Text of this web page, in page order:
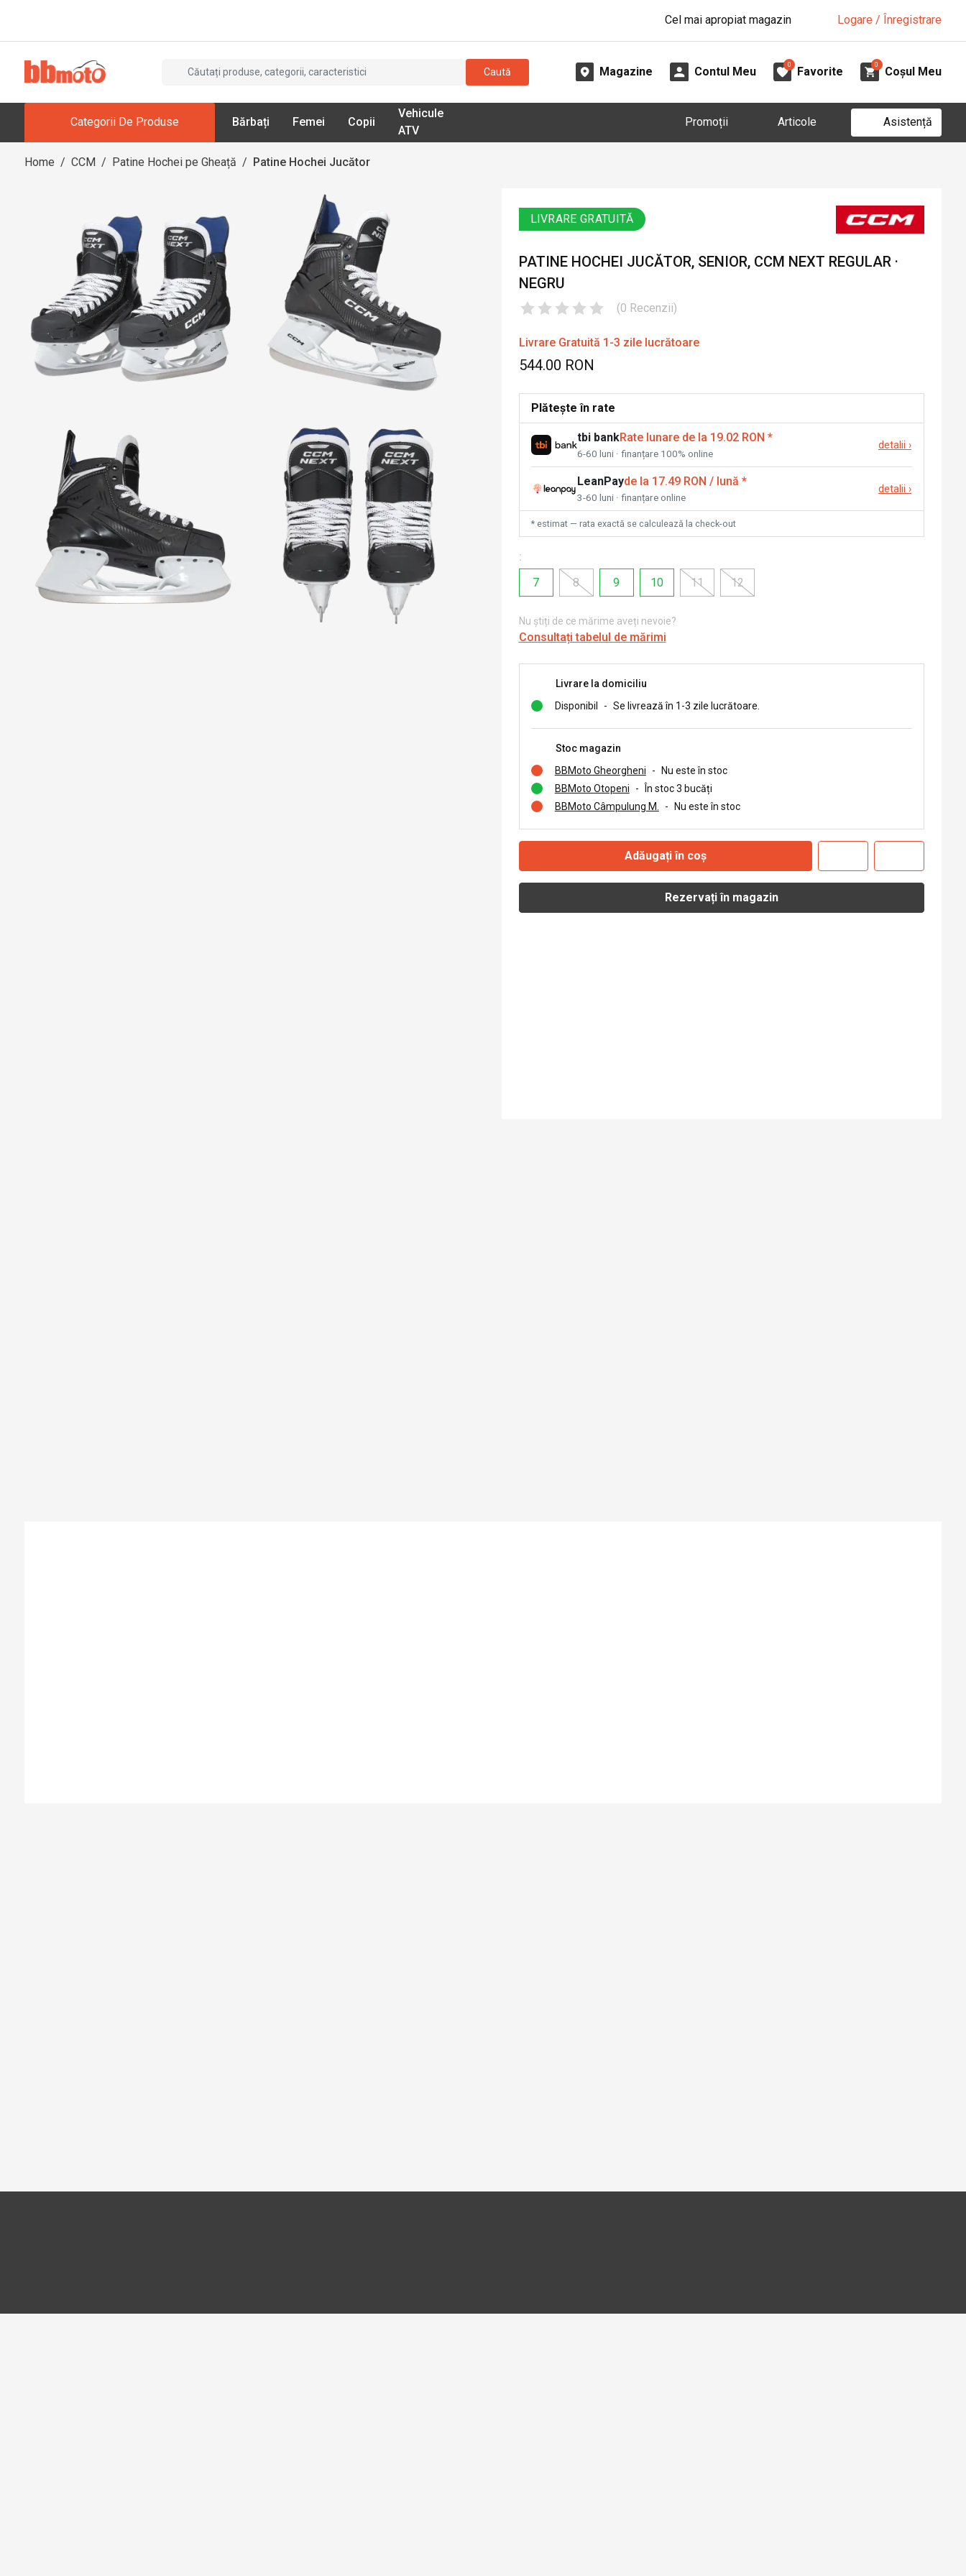
Cel mai apropiat magazin Logare / Înregistrare
Caută Magazine Contul Meu
0
Favorite
0
Coșul Meu
Categorii De Produse Bărbați Femei Copii
Vehicule
ATV
Promoții Articole Asistență
Home / CCM / Patine Hochei pe Gheață / Patine Hochei Jucător
LIVRARE GRATUITĂ
PATINE HOCHEI JUCĂTOR, SENIOR, CCM NEXT REGULAR ·
NEGRU
(0 Recenzii)
Livrare Gratuită 1-3 zile lucrătoare
544.00 RON
Plătește în rate
tbi bankRate lunare de la 19.02 RON *
6-60 luni · finanțare 100% online
detalii ›
LeanPayde la 17.49 RON / lună *
3-60 luni · finanțare online
detalii ›
* estimat — rata exactă se calculează la check-out
:
7
8 9 10 11 12
Nu știți de ce mărime aveți nevoie?
Consultați tabelul de mărimi
Livrare la domiciliu
Disponibil
- Se livrează în 1-3 zile lucrătoare.
Stoc magazin
BBMoto Gheorgheni
-
Nu este în stoc
BBMoto Otopeni
-
În stoc 3 bucăți
BBMoto Câmpulung M.
- Nu este în stoc
Adăugați în coș
Rezervați în magazin